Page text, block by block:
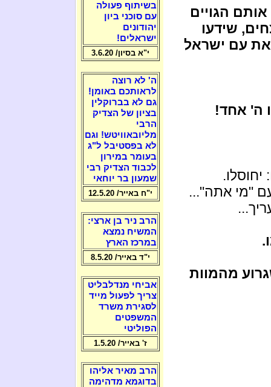
הגויים
שידעו
את עם ישראל
ה' אחד!
"מי אתה"...
מהמוות
בשיתוף פעולה
עם סוכני ביון
יהודונים
ישראלים!
י"א בסיון/ 3.6.20
ה' לא רוצה
לראותכם באומן!
גם לא בברוקלין
בציון של הצדיק
הרבי
מליובאוויטש! וגם
לא בפסטיבל ל"ג
בעומר במירון
לכבוד הצדיק רבי
שמעון בר יוחאי
י"ח באייר/ 12.5.20
הרב ניר בן ארצי:
המשיח נמצא
במרכז הארץ
י"ד באייר/ 8.5.20
אביחי מנדלבליט
צריך לפעול מייד
לסגירת משרד
המשפטים
הפוליטי
ז' באייר/ 1.5.20
הרב מאיר אליהו
בדוגמא מדהימה